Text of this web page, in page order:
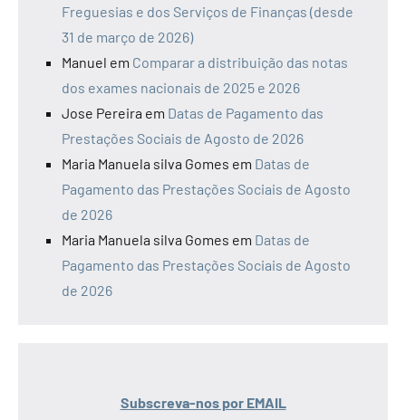
Freguesias e dos Serviços de Finanças (desde
31 de março de 2026)
Manuel em Comparar a distribuição das notas
dos exames nacionais de 2025 e 2026
Jose Pereira em Datas de Pagamento das
Prestações Sociais de Agosto de 2026
Maria Manuela silva Gomes em Datas de
Pagamento das Prestações Sociais de Agosto
de 2026
Maria Manuela silva Gomes em Datas de
Pagamento das Prestações Sociais de Agosto
de 2026
Subscreva-nos por EMAIL